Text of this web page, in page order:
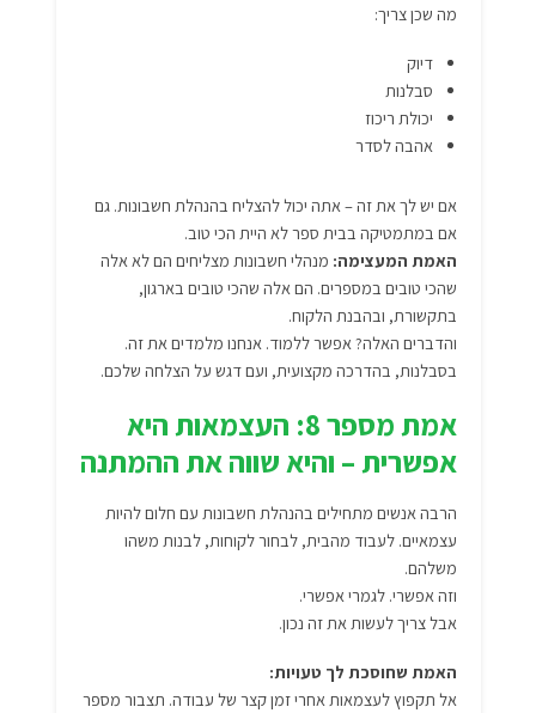
מה שכן צריך:
דיוק
סבלנות
יכולת ריכוז
אהבה לסדר
אם יש לך את זה – אתה יכול להצליח בהנהלת חשבונות. גם
אם במתמטיקה בבית ספר לא היית הכי טוב.
האמת המעצימה: מנהלי חשבונות מצליחים הם לא אלה
שהכי טובים במספרים. הם אלה שהכי טובים בארגון,
בתקשורת, ובהבנת הלקוח.
והדברים האלה? אפשר ללמוד. אנחנו מלמדים את זה.
בסבלנות, בהדרכה מקצועית, ועם דגש על הצלחה שלכם.
אמת מספר 8: העצמאות היא
אפשרית – והיא שווה את ההמתנה
הרבה אנשים מתחילים בהנהלת חשבונות עם חלום להיות
עצמאיים. לעבוד מהבית, לבחור לקוחות, לבנות משהו
משלהם.
וזה אפשרי. לגמרי אפשרי.
אבל צריך לעשות את זה נכון.
האמת שחוסכת לך טעויות:
אל תקפוץ לעצמאות אחרי זמן קצר של עבודה. תצבור מספר